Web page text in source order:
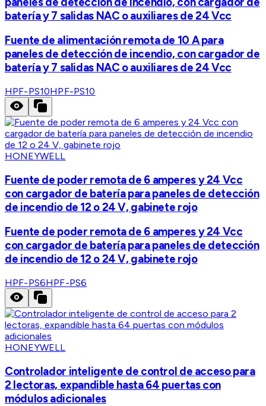
batería y 7 salidas NAC o auxiliares de 24 Vcc
Fuente de alimentación remota de 10 A para
paneles de detección de incendio, con cargador de
batería y 7 salidas NAC o auxiliares de 24 Vcc
HPF-PS10HPF-PS10
HONEYWELL
Fuente de poder remota de 6 amperes y 24 Vcc
con cargador de batería para paneles de detección
de incendio de 12 o 24 V, gabinete rojo
Fuente de poder remota de 6 amperes y 24 Vcc
con cargador de batería para paneles de detección
de incendio de 12 o 24 V, gabinete rojo
HPF-PS6HPF-PS6
HONEYWELL
Controlador inteligente de control de acceso para
2 lectoras, expandible hasta 64 puertas con
módulos adicionales